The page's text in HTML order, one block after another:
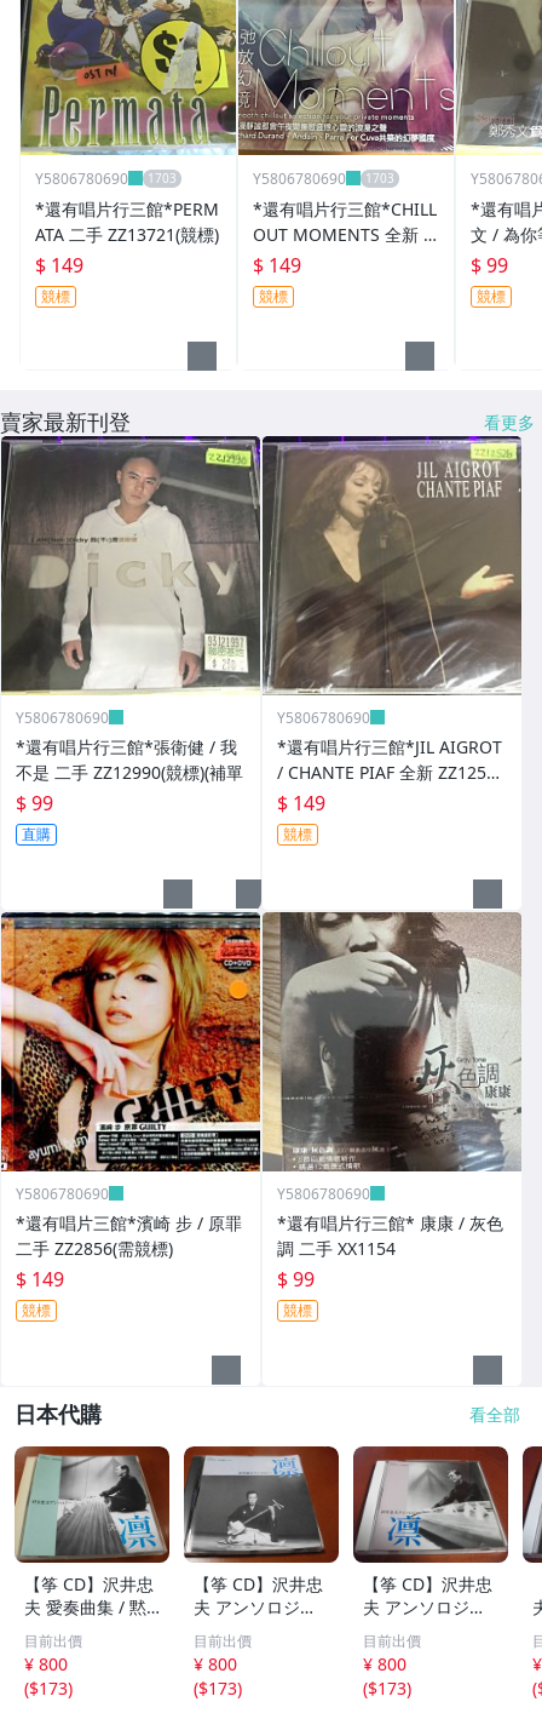
Y5806780690
*還有唱片行三館*PERM
ATA 二手 ZZ13721(競標)
$ 149
競標
Y5806780690
*還有唱片行三館*CHILL
OUT MOMENTS 全新 Z
Z20969
$ 149
競標
*還有唱
文 / 為你
(需競標)
$ 99
競標
賣家最新刊登 看更多
Y5806780690
*還有唱片行三館*張衛健 / 我
不是 二手 ZZ12990(競標)(補單
$ 99
直購
Y5806780690
*還有唱片行三館*JIL AIGROT
/ CHANTE PIAF 全新 ZZ12526
(競標)
$ 149
競標
Y5806780690
*還有唱片三館*濱崎 步 / 原罪
二手 ZZ2856(需競標)
$ 149
競標
Y5806780690
*還有唱片行三館* 康康 / 灰色
調 二手 XX1154
$ 99
競標
日本代購 看全部
【筝 CD】沢井忠
夫 愛奏曲集 / 黙
示 、波 、二つの
相 、箏二重奏ソ
ナタ 杵屋正邦 、
入野義朗 、小野
目前出價
¥ 800
($173)
【筝 CD】沢井忠
夫 アンソロジー
「凜」からの分売
沢井忠夫作品集
ライブ 風衣、水
の声、枯野砧、五
目前出價
¥ 800
($173)
【筝 CD】沢井忠
夫 アンソロジー
「凜」からの分売
沢井忠夫 作品集
第三集 “光る海”
（限定販売） 200
目前出價
¥ 800
($173)
(